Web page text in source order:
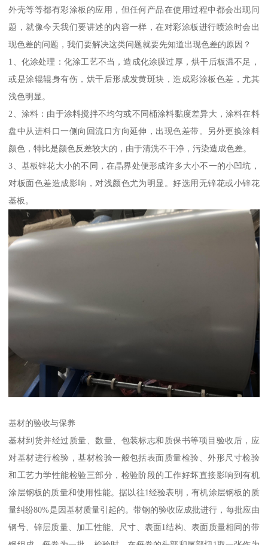
外壳等等都有彩涂板的应用，但任何产品在使用过程中都会出现问
题，就像今天我们要讲述的内容一样，在对彩涂板进行喷涂时会出
现色差的问题，我们要解决这类问题就要先知道出现色差的原因？
1、化涂处理：化涂工艺不当，造成化涂膜过厚，烘干后板温不足，
或是涂辊辊身有伤，烘干后形成发黄斑块，造成彩涂板色差，尤其
浅色明显。
2、涂料：由于涂料搅拌不均匀或不同桶涂料黏度差异大，涂料在料
盘中从进料口一侧向回流口方向延伸，出现色差带。另外更换涂料
颜色，特比是颜色反差较大的，由于清洗不干净，污染造成色差。
3、基板锌花大小的不同，在晶界处便形成许多大小不一的小凹坑，
对板面色差造成影响，对浅颜色尤为明显。好选用无锌花或小锌花
基板。
基材的验收与保养
基材到货并经过质量、数量、包装标志和质保书等项目验收后，应
对基材进行检验，基材检验一般包括表面质量检验、外形尺寸检验
和工艺力学性能检验三部分，检验阶段的工作好坏直接影响到有机
涂层钢板的质量和使用性能。据以往1经验表明，有机涂层钢板的质
量纠纷80%是因基材质量引起的。带钢的验收应成批进行，每批应由
钢号、锌层质量、加工性能、尺寸、表面1结构、表面质量相同的带